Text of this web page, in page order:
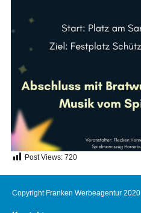
Post Views: 720
Copyright Franken Werbeagentur 2020